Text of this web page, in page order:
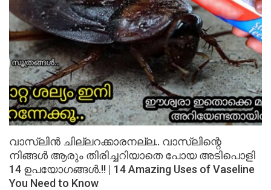
വാസ്‌ലിന്‍ ചില്ലറക്കാരനല്ല.. വാസ്‌ലിന്റെ
നിങ്ങൾ ആരും തിരിച്ചറിയാതെ പോയ അടിപൊളി
14 ഉപയോഗങ്ങൾ.!! | 14 Amazing Uses of Vaseline
You Need to Know